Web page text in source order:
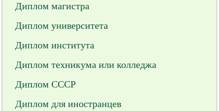
Диплом магистра
Диплом университета
Диплом института
Диплом техникума или колледжа
Диплом СССР
Диплом для иностранцев